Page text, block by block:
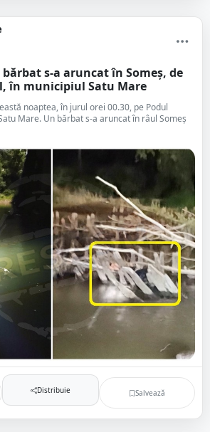
bărbat s-a aruncat în Someș, de
în municipiul Satu Mare
noaptea, în jurul orei 00.30, pe Podul
Mare. Un bărbat s-a aruncat în râul Someș
Distribuie Salvează